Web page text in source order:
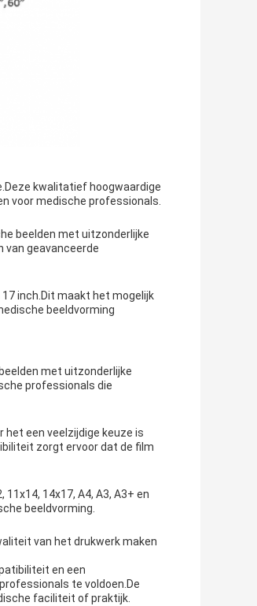
kwalitatief hoogwaardige
voor medische professionals.
beelden met uitzonderlijke
van geavanceerde
17 inch.Dit maakt het mogelijk
beeldvorming
met uitzonderlijke
professionals die
het een veelzijdige keuze is
zorgt ervoor dat de film
14x17, A4, A3, A3+ en
beeldvorming.
van het drukwerk maken
en een
te voldoen.De
faciliteit of praktijk.